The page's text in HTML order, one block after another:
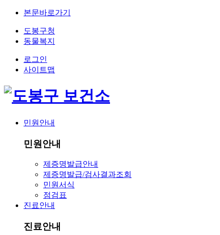
본문바로가기
도봉구청
동물복지
로그인
사이트맵
민원안내
민원안내
제증명발급안내
제증명발급/검사결과조회
민원서식
점검표
진료안내
진료안내